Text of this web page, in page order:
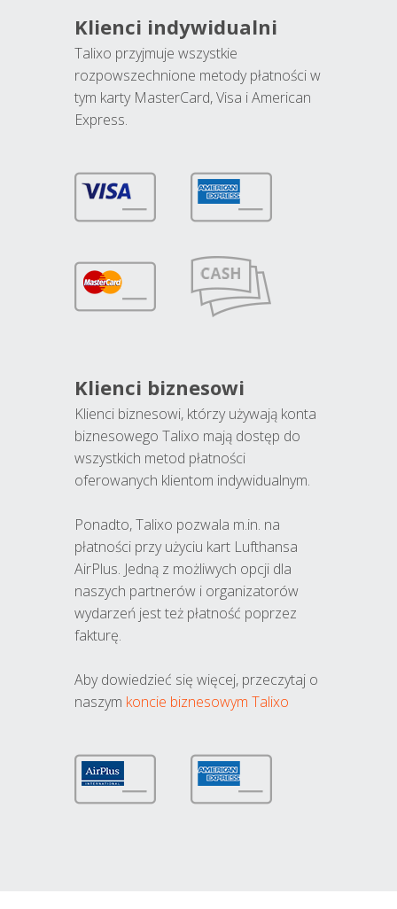
Klienci indywidualni
Talixo przyjmuje wszystkie
rozpowszechnione metody płatności w
tym karty MasterCard, Visa i American
Express.
Klienci biznesowi
Klienci biznesowi, którzy używają konta
biznesowego Talixo mają dostęp do
wszystkich metod płatności
oferowanych klientom indywidualnym.
Ponadto, Talixo pozwala m.in. na
płatności przy użyciu kart Lufthansa
AirPlus. Jedną z możliwych opcji dla
naszych partnerów i organizatorów
wydarzeń jest też płatność poprzez
fakturę.
Aby dowiedzieć się więcej, przeczytaj o
naszym koncie biznesowym Talixo